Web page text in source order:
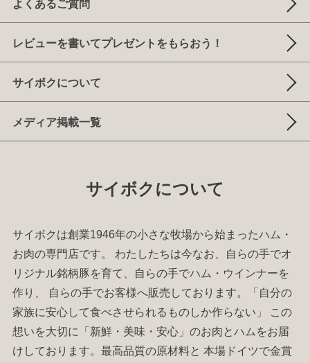
よくあるご質問
レビューを書いてプレゼントをもらおう！
サイボクについて
メディア掲載一覧
サイボクについて
サイボクは創業1946年の小さな牧場から始まったハム ・
お肉の専門店です。 わたしたちは今なお、自らの手でオ
リジナル銘柄豚を育て、自らの手でハム ・ ウインナーを
作り、 自らの手でお客様へ販売しております。「自分の
家族に安心して食べさせられるものしか作らない」 この
想いを大切に「新鮮・美味・安心」のお肉とハム をお届
けしております。最高品質の原材料と 本場ドイツで金賞